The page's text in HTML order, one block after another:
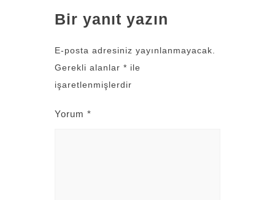
Bir yanıt yazın
E-posta adresiniz yayınlanmayacak.
Gerekli alanlar * ile
işaretlenmişlerdir
Yorum *